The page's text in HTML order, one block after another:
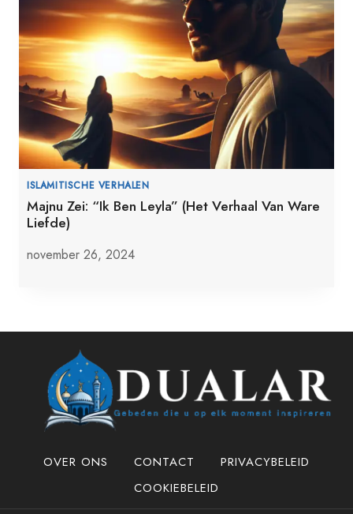
ISLAMITISCHE VERHALEN
Majnu Zei: “Ik Ben Leyla” (Het Verhaal Van Ware
Liefde)
november 26, 2024
OVER ONS CONTACT
PRIVACYBELEID
COOKIEBELEID